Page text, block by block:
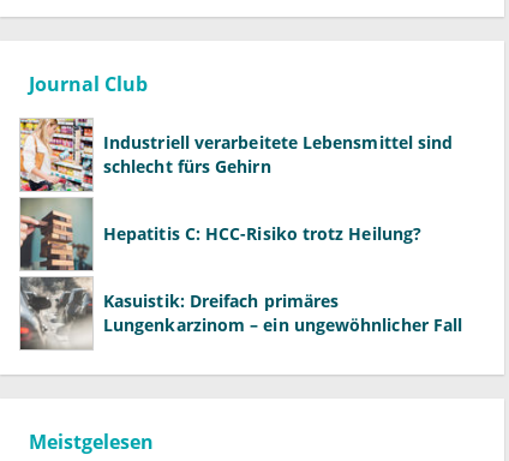
Journal Club
Industriell verarbeitete Lebensmittel sind
schlecht fürs Gehirn
Hepatitis C: HCC-Risiko trotz Heilung?
Kasuistik: Dreifach primäres
Lungenkarzinom – ein ungewöhnlicher Fall
Meistgelesen